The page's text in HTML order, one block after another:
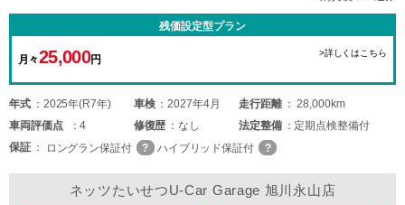
残価設定型プラン
月々25,000円
>詳しくはこちら
年式 2025年(R7年) 車検 2027年4月 走行距離
28,000km
車両評価点 4 修復歴 なし 法定整備
定期点検整備付
保証
ロングラン保証付 ハイブリッド保証付
ネッツたいせつU-Car Garage 旭川永山店